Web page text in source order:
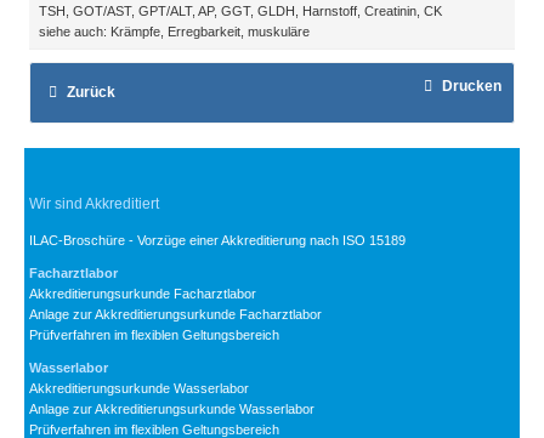
TSH, GOT/AST, GPT/ALT, AP, GGT, GLDH, Harnstoff, Creatinin, CK
siehe auch: Krämpfe, Erregbarkeit, muskuläre
Zurück Drucken
Wir sind Akkreditiert
ILAC-Broschüre - Vorzüge einer Akkreditierung nach ISO 15189
Facharztlabor
Akkreditierungsurkunde Facharztlabor
Anlage zur Akkreditierungsurkunde Facharztlabor
Prüfverfahren im flexiblen Geltungsbereich
Wasserlabor
Akkreditierungsurkunde Wasserlabor
Anlage zur Akkreditierungsurkunde Wasserlabor
Prüfverfahren im flexiblen Geltungsbereich